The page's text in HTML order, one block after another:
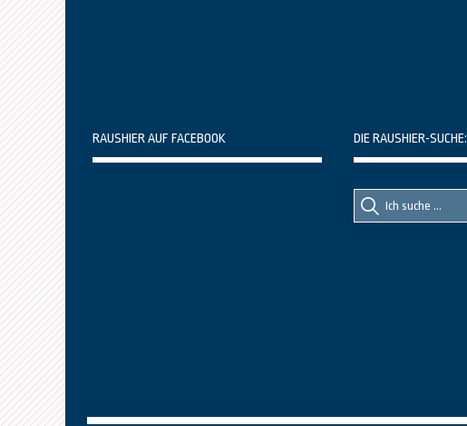
RAUSHIER AUF FACEBOOK DIE RAUSHIER-SUCHE:
Suche
nach::
Suche
nach: